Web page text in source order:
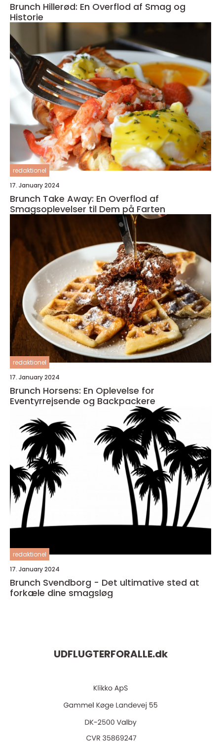
Brunch Hillerød: En Overflod af Smag og
Historie
redaktionel
17. January 2024
Brunch Take Away: En Overflod af
Smagsoplevelser til Dem på Farten
redaktionel
17. January 2024
Brunch Horsens: En Oplevelse for
Eventyrrejsende og Backpackere
redaktionel
17. January 2024
Brunch Svendborg - Det ultimative sted at
forkæle dine smagsløg
UDFLUGTERFORALLE.dk